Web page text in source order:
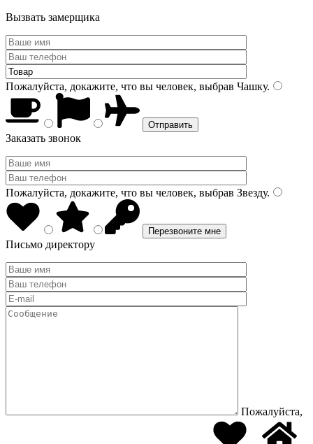
Вызвать замерщика
Пожалуйста, докажите, что вы человек, выбрав Чашку.
Заказать звонок
Пожалуйста, докажите, что вы человек, выбрав Звезду.
Письмо директору
Пожалуйста,